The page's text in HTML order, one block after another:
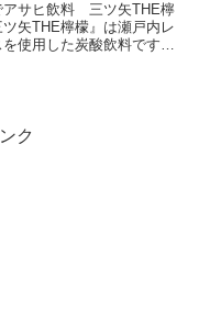
サヒ飲料 三ツ矢THE檸
矢THE檸檬』は瀬戸内レ
使用した炭酸飲料です。
ク